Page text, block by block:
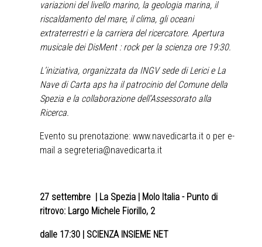
variazioni del livello marino, la geologia marina, il
riscaldamento del mare, il clima, gli oceani
extraterrestri e la carriera del ricercatore. Apertura
musicale dei DisMent : rock per la scienza ore 19:30.
L’iniziativa, organizzata da INGV sede di Lerici e La
Nave di Carta aps ha il patrocinio del Comune della
Spezia e la collaborazione dell’Assessorato alla
Ricerca.
Evento su prenotazione: www.navedicarta.it o per e-
mail a segreteria@navedicarta.it
27 settembre
| La Spezia | Molo Italia - Punto di
ritrovo: Largo Michele Fiorillo, 2
dalle 17:30 | SCIENZA INSIEME NET